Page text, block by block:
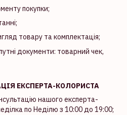
покупки;
товару та комплектація;
документи: товарний чек,
ЕКСПЕРТА-КОЛОРИСТА
нашого експерта-
по Неділю з 10:00 до 19:00;